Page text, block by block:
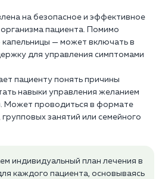
на безопасное и эффективное
пациента. Помимо
— может включать в
для управления симптомами
пациенту понять причины
навыки управления желанием
Может проводиться в формате
занятий или семейного
индивидуальный план лечения в
каждого пациента, основываясь